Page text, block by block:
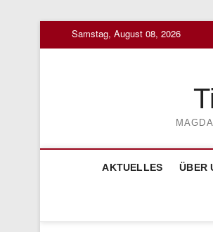
Samstag, August 08, 2026
AKTUELLES ÜBER